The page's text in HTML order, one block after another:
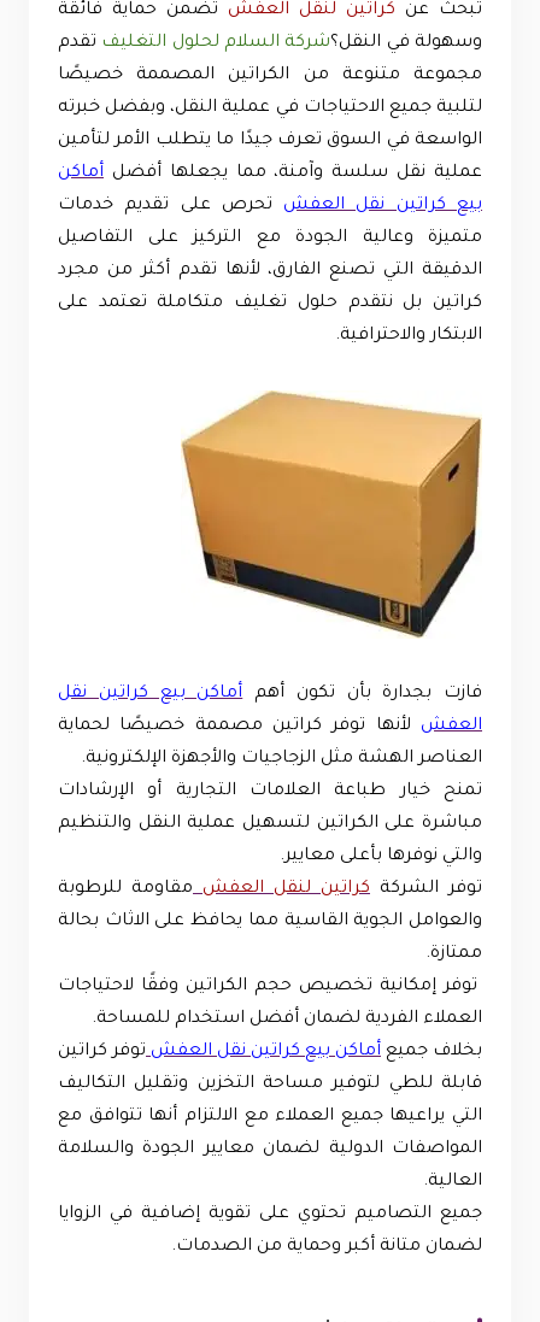
تبحث عن كراتين لنقل العفش تضمن حماية فائقة
وسهولة في النقل؟شركة السلام لحلول التغليف تقدم
مجموعة متنوعة من الكراتين المصممة خصيصًا
لتلبية جميع الاحتياجات في عملية النقل، وبفضل خبرته
الواسعة في السوق تعرف جيدًا ما يتطلب الأمر لتأمين
عملية نقل سلسة وآمنة، مما يجعلها أفضل أماكن
بيع كراتين نقل العفش تحرص على تقديم خدمات
متميزة وعالية الجودة مع التركيز على التفاصيل
الدقيقة التي تصنع الفارق، لأنها تقدم أكثر من مجرد
كراتين بل نتقدم حلول تغليف متكاملة تعتمد على
الابتكار والاحترافية.
فازت بجدارة بأن تكون أهمأماكن بيع كراتين نقل
العفش لأنها توفر كراتين مصممة خصيصًا لحماية
العناصر الهشة مثل الزجاجيات والأجهزة الإلكترونية.
تمنح خيار طباعة العلامات التجارية أو الإرشادات
مباشرة على الكراتين لتسهيل عملية النقل والتنظيم
والتي نوفرها بأعلى معايير.
توفر الشركة كراتين لنقل العفشمقاومة للرطوبة
والعوامل الجوية القاسية مما يحافظ على الاثاث بحالة
ممتازة.
توفر إمكانية تخصيص حجم الكراتين وفقًا لاحتياجات
العملاء الفردية لضمان أفضل استخدام للمساحة.
بخلاف جميع أماكن بيع كراتين نقل العفشتوفر كراتين
قابلة للطي لتوفير مساحة التخزين وتقليل التكاليف
التي يراعيها جميع العملاء مع الالتزام أنها تتوافق مع
المواصفات الدولية لضمان معايير الجودة والسلامة
العالية.
جميع التصاميم تحتوي على تقوية إضافية في الزوايا
لضمان متانة أكبر وحماية من الصدمات.